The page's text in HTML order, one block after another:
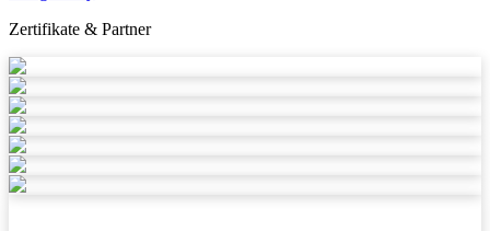
Zertifikate & Partner